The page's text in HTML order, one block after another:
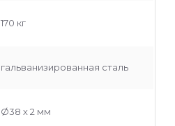
170 кг
гальванизированная сталь
Ø38 х 2 мм